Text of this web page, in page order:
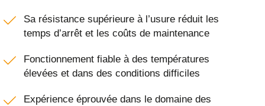
Sa résistance supérieure à l’usure réduit les
temps d’arrêt et les coûts de maintenance
Fonctionnement fiable à des températures
élevées et dans des conditions difficiles
Expérience éprouvée dans le domaine des